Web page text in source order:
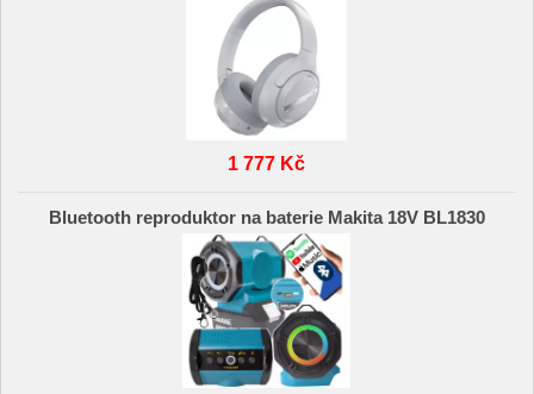
1 777 Kč
Bluetooth reproduktor na baterie Makita 18V BL1830